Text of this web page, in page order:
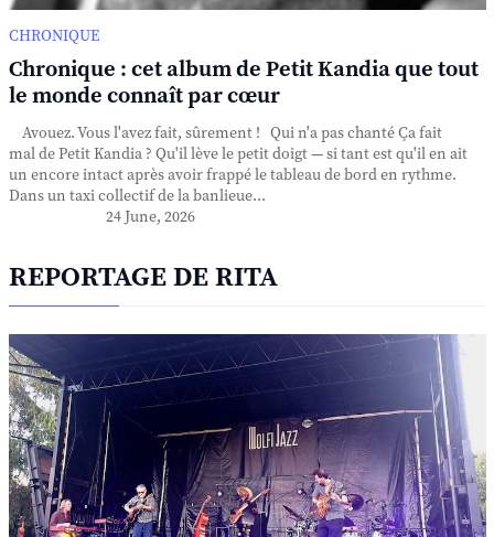
CHRONIQUE
Chronique : cet album de Petit Kandia que tout
le monde connaît par cœur
Avouez. Vous l'avez fait, sûrement ! Qui n'a pas chanté Ça fait
mal de Petit Kandia ? Qu'il lève le petit doigt — si tant est qu'il en ait
un encore intact après avoir frappé le tableau de bord en rythme.
Dans un taxi collectif de la banlieue...
24 June, 2026
REPORTAGE DE RITA